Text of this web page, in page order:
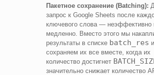
Пакетное сохранение (Batching):
запрос к Google Sheets после
ключевого слова — неэффективно
медленно. Вместо этого мы
результаты в списке batch_res и
сохраняем их все вместе, когда их
количество достигнет
значительно снижает количество